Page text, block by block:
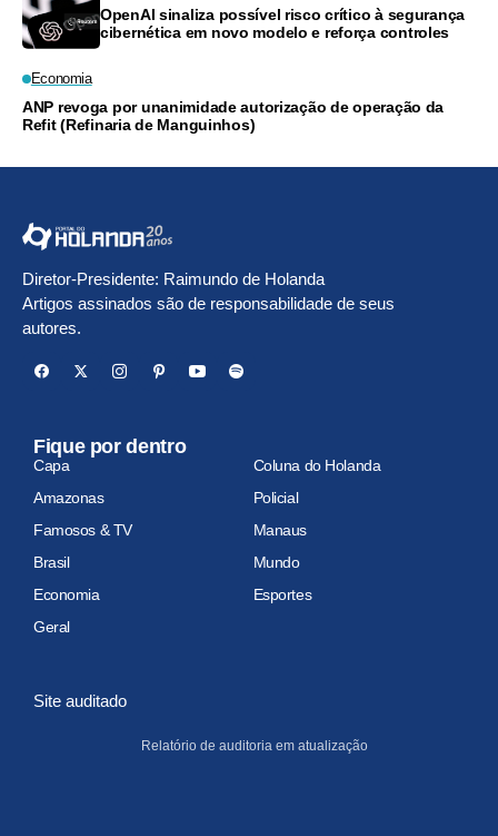
OpenAI sinaliza possível risco crítico à segurança
cibernética em novo modelo e reforça controles
Economia
ANP revoga por unanimidade autorização de operação da
Refit (Refinaria de Manguinhos)
Diretor-Presidente: Raimundo de Holanda
Artigos assinados são de responsabilidade de seus
autores.
Fique por dentro
Capa
Coluna do Holanda
Amazonas
Policial
Famosos & TV
Manaus
Brasil
Mundo
Economia
Esportes
Geral
Site auditado
Relatório de auditoria em atualização